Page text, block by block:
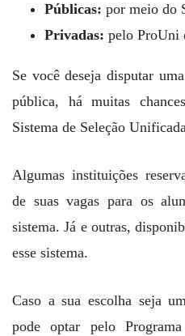
Públicas: por meio do
Privadas: pelo ProUni
Se você deseja disputar
pública, há muitas
Sistema de Seleção
Algumas instituições
de suas vagas para os
sistema. Já e outras,
esse sistema.
Caso a sua escolha seja
pode optar pelo